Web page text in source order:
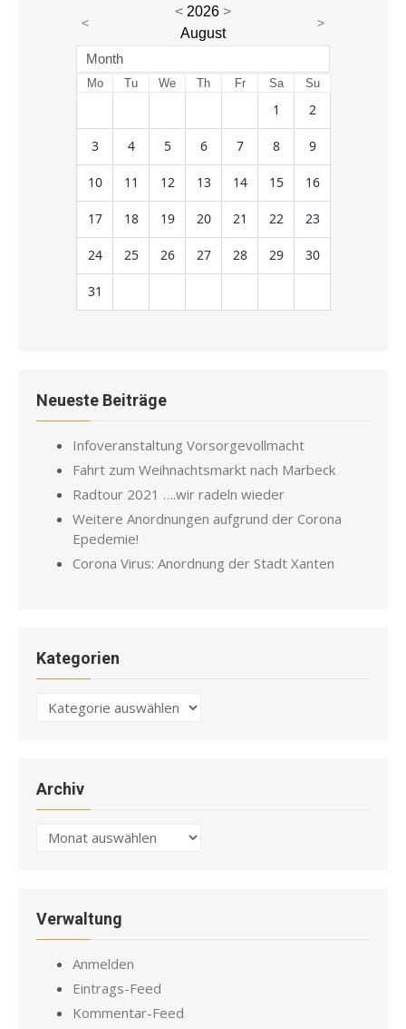
<
< 2026 >
August
>
Month
Mo Tu We Th Fr Sa Su
1 2
3 4 5 6 7 8 9
10 11 12 13 14 15 16
17 18 19 20 21 22 23
24 25 26 27 28 29 30
31
Neueste Beiträge
Infoveranstaltung Vorsorgevollmacht
Fahrt zum Weihnachtsmarkt nach Marbeck
Radtour 2021 ….wir radeln wieder
Weitere Anordnungen aufgrund der Corona
Epedemie!
Corona Virus: Anordnung der Stadt Xanten
Kategorien
Kategorien
Archiv
Archiv
Verwaltung
Anmelden
Eintrags-Feed
Kommentar-Feed